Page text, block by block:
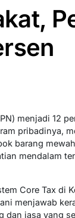
menjadi 12
pribadinya,
barang
mendalam
Core Tax di
menjawab
dan jasa yang